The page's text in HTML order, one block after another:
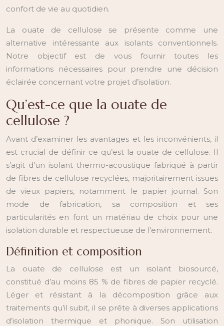
confort de vie au quotidien.
La ouate de cellulose se présente comme une
alternative intéressante aux isolants conventionnels.
Notre objectif est de vous fournir toutes les
informations nécessaires pour prendre une décision
éclairée concernant votre projet d’isolation.
Qu’est-ce que la ouate de
cellulose ?
Avant d’examiner les avantages et les inconvénients, il
est crucial de définir ce qu’est la ouate de cellulose. Il
s’agit d’un isolant thermo-acoustique fabriqué à partir
de fibres de cellulose recyclées, majoritairement issues
de vieux papiers, notamment le papier journal. Son
mode de fabrication, sa composition et ses
particularités en font un matériau de choix pour une
isolation durable et respectueuse de l’environnement.
Définition et composition
La ouate de cellulose est un isolant biosourcé,
constitué d’au moins 85 % de fibres de papier recyclé.
Léger et résistant à la décomposition grâce aux
traitements qu’il subit, il se prête à diverses applications
d’isolation thermique et phonique. Son utilisation